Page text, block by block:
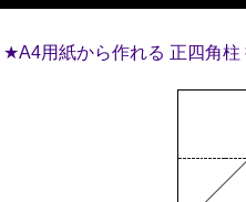
★A4用紙から作れる 正四角